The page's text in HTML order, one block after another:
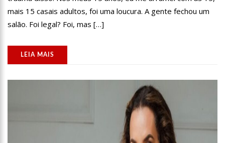
baixar vidro
12:29
Idosa é estuprada após marcar encontro online com homem
em MT
Cachorra foge de casa, caminha 16 km até abrigo em que
viveu e toca a campainha
Com queda da Vale e Petrobras, Bolsa recua 2% em volta do
Noivo de Maíra Cardi sobre submissão: “Importante para
relacionamentos”
mais 15 casais adultos, foi uma loucura. A gente fechou um
salão. Foi legal? Foi, mas […]
LEIA MAIS